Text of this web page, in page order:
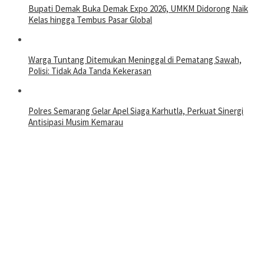
Bupati Demak Buka Demak Expo 2026, UMKM Didorong Naik
Kelas hingga Tembus Pasar Global
Warga Tuntang Ditemukan Meninggal di Pematang Sawah,
Polisi: Tidak Ada Tanda Kekerasan
Polres Semarang Gelar Apel Siaga Karhutla, Perkuat Sinergi
Antisipasi Musim Kemarau